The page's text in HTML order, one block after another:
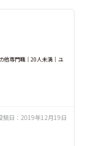
他専門職｜20人未満｜ユ
稿日： 2019年12月19日